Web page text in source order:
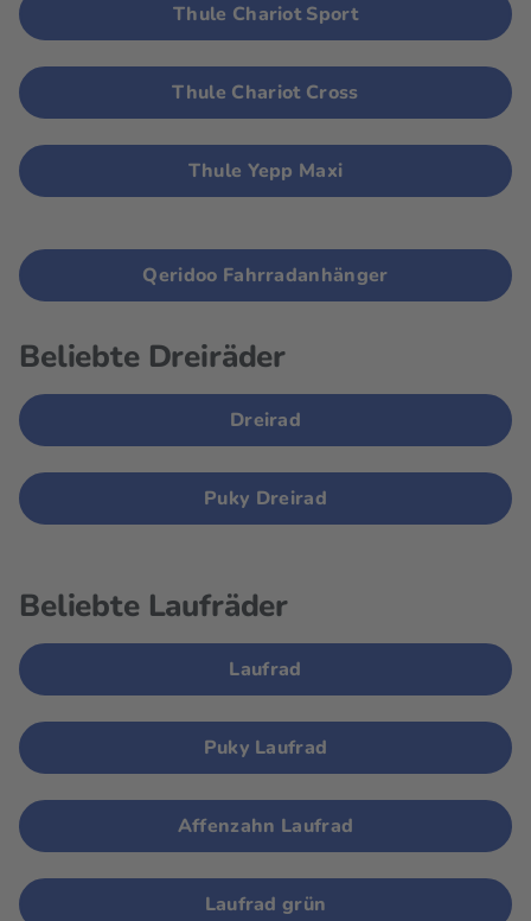
Thule Chariot Sport
Thule Chariot Cross
Thule Yepp Maxi
Qeridoo Fahrradanhänger
Beliebte Dreiräder
Dreirad
Puky Dreirad
Beliebte Laufräder
Laufrad
Puky Laufrad
Affenzahn Laufrad
Laufrad grün